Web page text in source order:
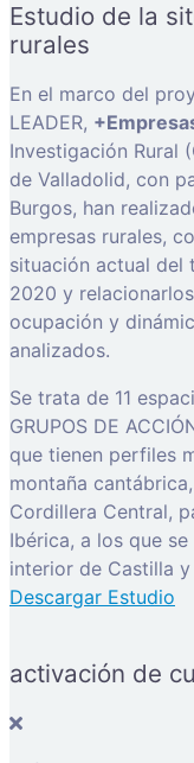
Estudio de la
rurales
En el marco del
LEADER,
Investigación Rural
de Valladolid, con
Burgos, han
empresas rurales,
situación actual del
2020 y
ocupación y
analizados.
Se trata de 11
GRUPOS DE
que tienen perfiles
montaña
Cordillera Central,
Ibérica, a los que
interior de Castilla y
Descargar Estudio
activación de